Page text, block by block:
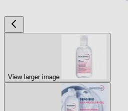
View larger image